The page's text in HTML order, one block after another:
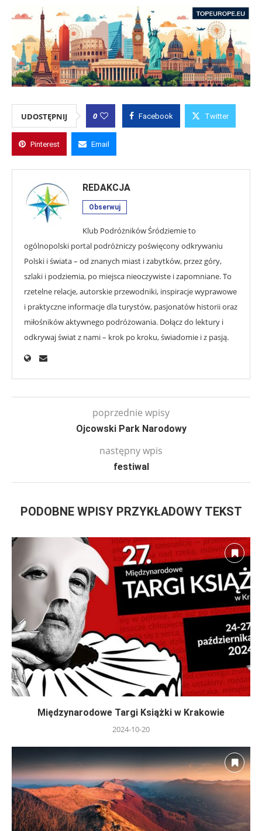
UDOSTĘPNIJ 0 Facebook Twitter
Pinterest Email
REDAKCJA
Obserwuj
Klub Podróżników Śródziemie to
ogólnopolski portal podróżniczy poświęcony odkrywaniu
Polski i świata – od znanych miast i zabytków, przez góry,
szlaki i podziemia, po miejsca nieoczywiste i zapomniane. To
rzetelne relacje, autorskie przewodniki, inspiracje wyprawowe
i praktyczne informacje dla turystów, pasjonatów historii oraz
miłośników aktywnego podróżowania. Dołącz do lektury i
odkrywaj świat z nami – krok po kroku, świadomie i z pasją.
poprzednie wpisy
Ojcowski Park Narodowy
następny wpis
festiwal
PODOBNE WPISY PRZYKŁADOWY TEKST
Międzynarodowe Targi Książki w Krakowie
2024-10-20